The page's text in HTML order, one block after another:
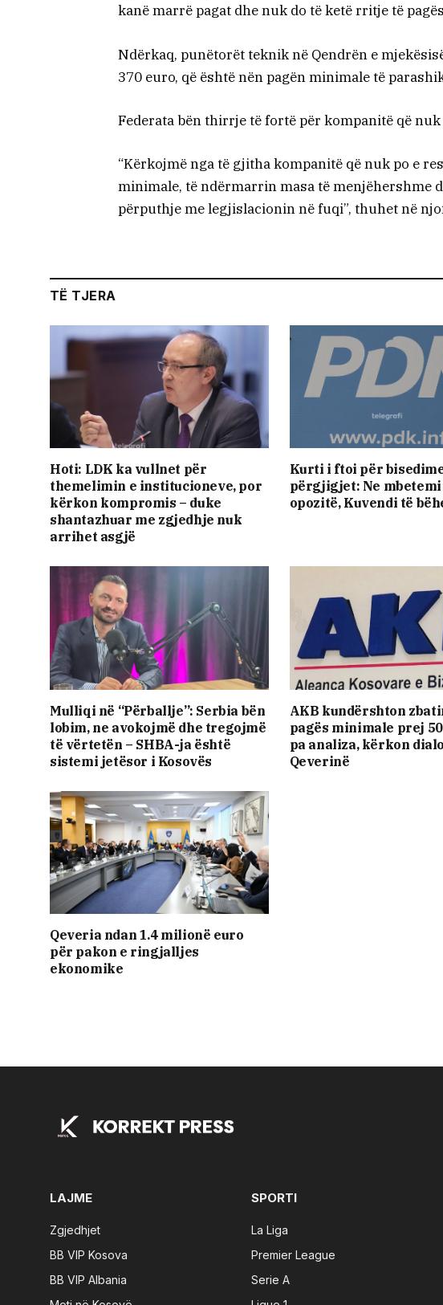
kanë marrë pagat dhe nuk do të ketë rritje të
Ndërkaq, punëtorët teknik në Qendrën e
370 euro, që është nën pagën minimale të
Federata bën thirrje të fortë për kompanitë që
“Kërkojmë nga të gjitha kompanitë që nuk po e
minimale, të ndërmarrin masa të menjëhershme
përputhje me legjislacionin në fuqi”, thuhet në
TË TJERA
Hoti: LDK ka vullnet për
themelimin e institucioneve, por
kërkon kompromis – duke
shantazhuar me zgjedhje nuk
arrihet asgjë
​Kurti i ftoi për
përgjigjet: Ne mbetemi
opozitë, Kuvendi të
Mulliqi në “Përballje”: Serbia bën
lobim, ne avokojmë dhe tregojmë
të vërtetën – SHBA-ja është
sistemi jetësor i Kosovës
AKB kundërshton
pagës minimale prej
pa analiza, kërkon
Qeverinë
Qeveria ndan 1.4 milionë euro
për pakon e ringjalljes
ekonomike
LAJME
Zgjedhjet
BB VIP Kosova
BB VIP Albania
SPORTI
La Liga
Premier League
Serie A